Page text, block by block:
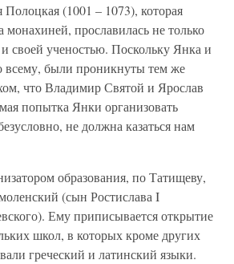
(1001 – 1073), которая
монахиней, прославилась не только
своей ученостью. Поскольку Янка и
всему, были проникнуты тем же
что Владимир Святой и Ярослав
попытка Янки организовать
не должна казаться нам
образования, по Татищеву,
(сын Ростислава I
Ему приписывается открытие
школ, в которых кроме других
греческий и латинский языки.